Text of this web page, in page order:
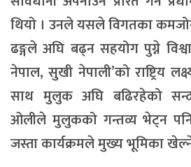
थियो । उनले यसले विगतका
ढङ्गले अघि बढ्न सहयोग पुग्ने
नेपाल, सुखी नेपाली’को राष्ट्रिय
साथ मुलुक अघि बढिरहेको
ओलीले मुलुकको गन्तव्य भेट्न
जस्ता कार्यक्रमले मुख्य भूमिका